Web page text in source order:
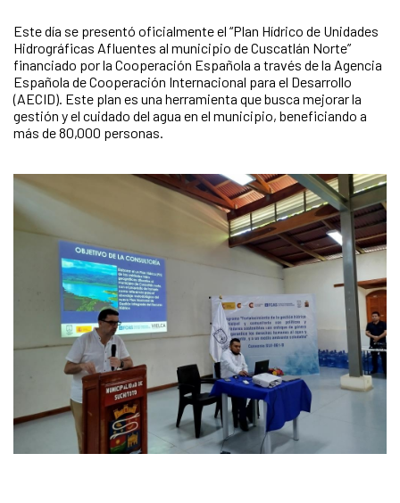
Este día se presentó oficialmente el “Plan Hídrico de Unidades
Hidrográficas Afluentes al municipio de Cuscatlán Norte”
financiado por la Cooperación Española a través de la Agencia
Española de Cooperación Internacional para el Desarrollo
(AECID). Este plan es una herramienta que busca mejorar la
gestión y el cuidado del agua en el municipio, beneficiando a
más de 80,000 personas.